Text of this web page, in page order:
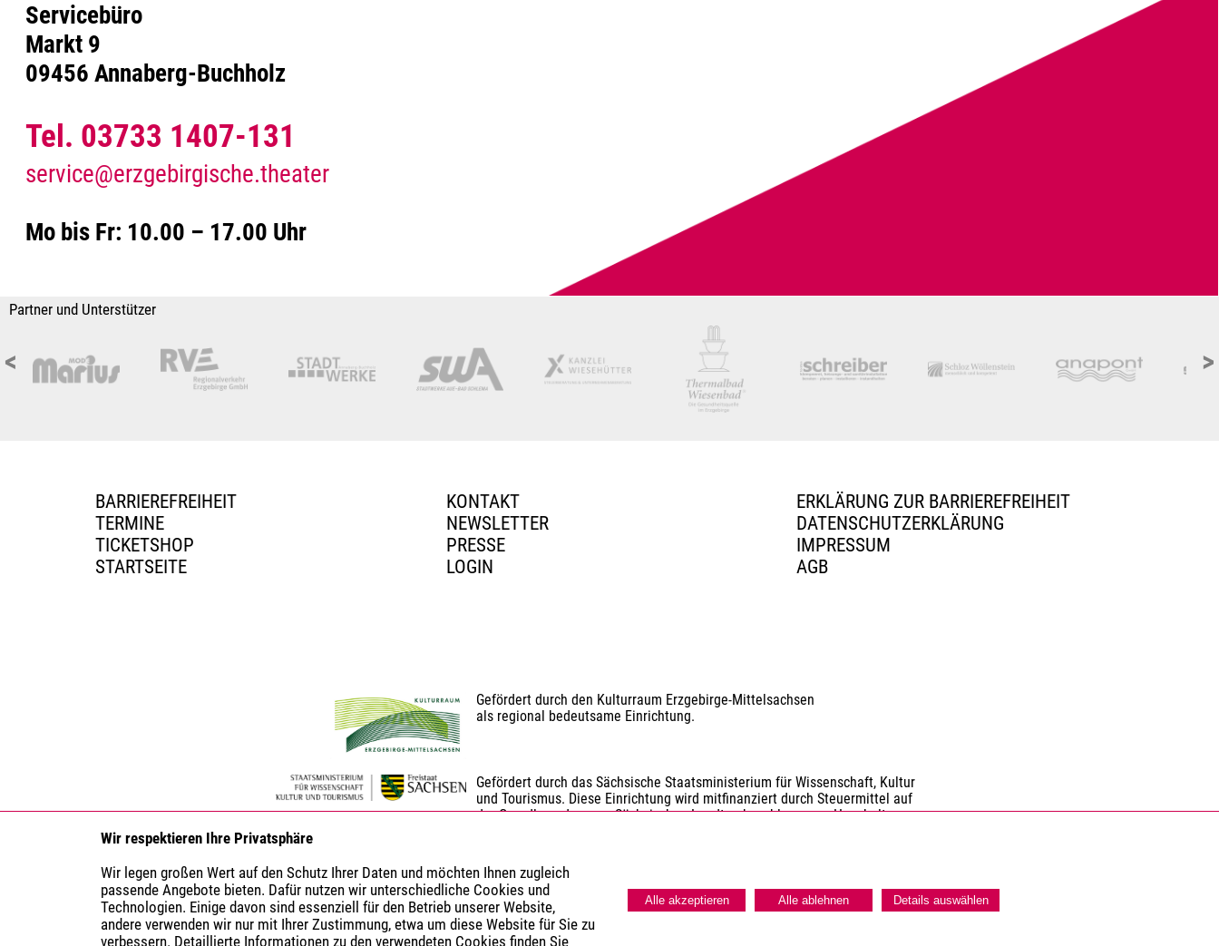
Wir respektieren Ihre Privatsphäre
Wir legen großen Wert auf den Schutz Ihrer Daten und möchten Ihnen zugleich
passende Angebote bieten. Dafür nutzen wir unterschiedliche Cookies und
Technologien. Einige davon sind essenziell für den Betrieb unserer Website,
andere verwenden wir nur mit Ihrer Zustimmung, etwa um diese Website für Sie zu
verbessern. Detaillierte Informationen zu den verwendeten Cookies finden Sie
Alle akzeptieren Alle ablehnen Details auswählen
Servicebüro
Markt 9
09456 Annaberg-Buchholz
Tel. 03733 1407-131
service@erzgebirgische.theater
Mo bis Fr: 10.00 – 17.00 Uhr
Partner und Unterstützer
< >
BARRIEREFREIHEIT
TERMINE
TICKETSHOP
STARTSEITE
KONTAKT
NEWSLETTER
PRESSE
LOGIN
ERKLÄRUNG ZUR BARRIEREFREIHEIT
DATENSCHUTZERKLÄRUNG
IMPRESSUM
AGB
Gefördert durch den Kulturraum Erzgebirge-Mittelsachsen
als regional bedeutsame Einrichtung.
Gefördert durch das Sächsische Staatsministerium für Wissenschaft, Kultur
und Tourismus. Diese Einrichtung wird mitfinanziert durch Steuermittel auf
der Grundlage des vom Sächsischen Landtag beschlossenen Haushaltes.
Gefördert durch den Landkreis Erzgebirgskreis.